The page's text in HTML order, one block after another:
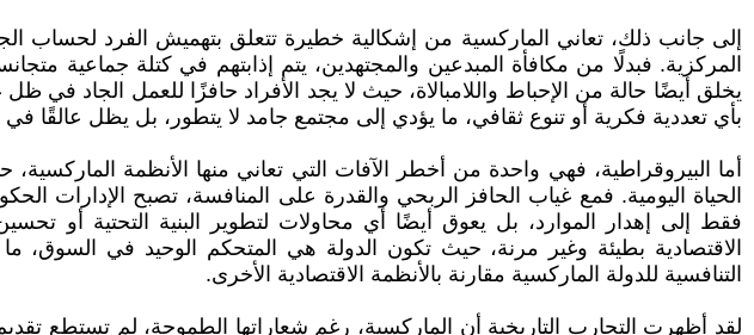
إلى جانب ذلك، تعاني الماركسية من إشكالية خطيرة تتعلق بتهميش الفرد لحساب
المركزية. فبدلًا من مكافأة المبدعين والمجتهدين، يتم إذابتهم في كتلة جماعية
يخلق أيضًا حالة من الإحباط واللامبالاة، حيث لا يجد الأفراد حافزًا للعمل الجاد في
بأي تعددية فكرية أو تنوع ثقافي، ما يؤدي إلى مجتمع جامد لا يتطور، بل يظل عالقًا في
أما البيروقراطية، فهي واحدة من أخطر الآفات التي تعاني منها الأنظمة
الحياة اليومية. فمع غياب الحافز الربحي والقدرة على المنافسة، تصبح الإدارات
فقط إلى إهدار الموارد، بل يعوق أيضًا أي محاولات لتطوير البنية التحتية أو
الاقتصادية بطيئة وغير مرنة، حيث تكون الدولة هي المتحكم الوحيد في السوق، ما
التنافسية للدولة الماركسية مقارنة بالأنظمة الاقتصادية الأخرى.
لقد أظهرت التجارب التاريخية أن الماركسية، رغم شعاراتها الطموحة، لم تستطع